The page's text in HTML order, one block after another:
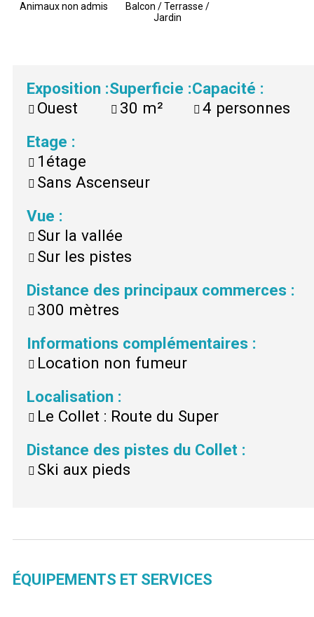
Animaux non admis
Balcon / Terrasse /
Jardin
Exposition :
Ouest
Superficie :
30 m²
Capacité :
4 personnes
Etage :
1étage
Sans Ascenseur
Vue :
Sur la vallée
Sur les pistes
Distance des principaux commerces :
300 mètres
Informations complémentaires :
Location non fumeur
Localisation :
Le Collet : Route du Super
Distance des pistes du Collet :
Ski aux pieds
ÉQUIPEMENTS ET SERVICES